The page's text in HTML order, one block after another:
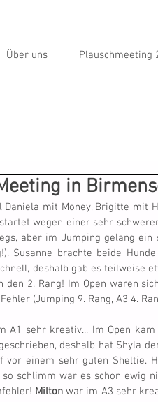
Über uns Plauschmeeting
in
mit Money, Brigitte mit
wegen einer sehr
aber im Jumping gelang
Susanne brachte beide
deshalb gab es teilweise
den 2. Rang! Im Open waren
(Jumping 9. Rang, A3 4.
A1 sehr kreativ... Im Open
deshalb hat Shyla
vor einem sehr guten Sheltie.
so schlimm war es schon ewig
Milton war im A3 sehr